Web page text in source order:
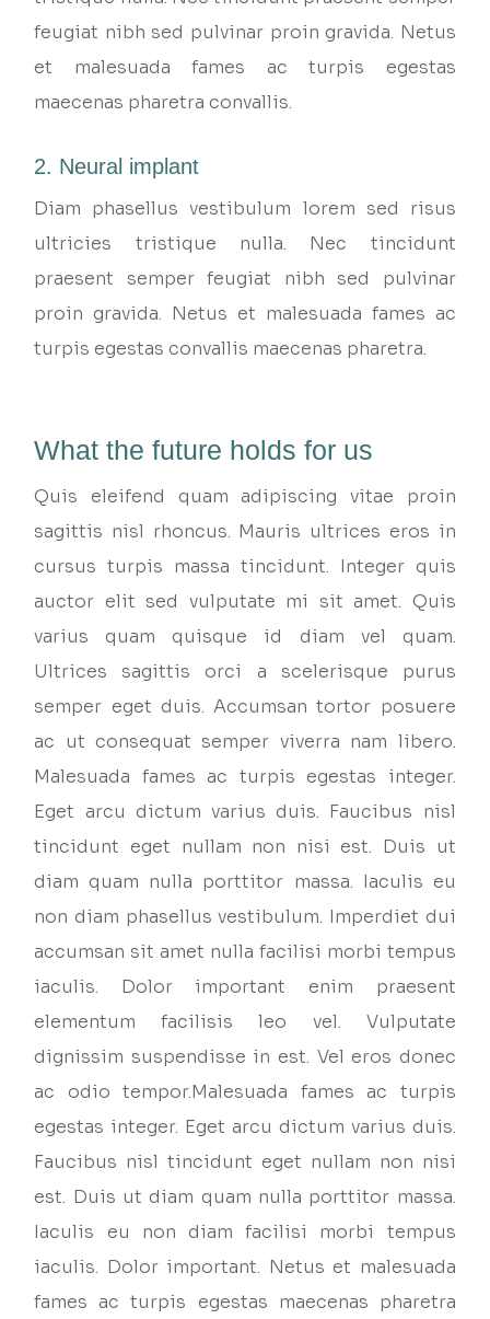
feugiat nibh sed pulvinar proin gravida. Netus
et malesuada fames ac turpis egestas
maecenas pharetra convallis.
2. Neural implant
Diam phasellus vestibulum lorem sed risus
ultricies tristique nulla. Nec tincidunt
praesent semper feugiat nibh sed pulvinar
proin gravida. Netus et malesuada fames ac
turpis egestas convallis maecenas pharetra.
What the future holds for us
Quis eleifend quam adipiscing vitae proin
sagittis nisl rhoncus. Mauris ultrices eros in
cursus turpis massa tincidunt. Integer quis
auctor elit sed vulputate mi sit amet. Quis
varius quam quisque id diam vel quam.
Ultrices sagittis orci a scelerisque purus
semper eget duis. Accumsan tortor posuere
ac ut consequat semper viverra nam libero.
Malesuada fames ac turpis egestas integer.
Eget arcu dictum varius duis. Faucibus nisl
tincidunt eget nullam non nisi est. Duis ut
diam quam nulla porttitor massa. Iaculis eu
non diam phasellus vestibulum. Imperdiet dui
accumsan sit amet nulla facilisi morbi tempus
iaculis. Dolor important enim praesent
elementum facilisis leo vel. Vulputate
dignissim suspendisse in est. Vel eros donec
ac odio tempor.Malesuada fames ac turpis
egestas integer. Eget arcu dictum varius duis.
Faucibus nisl tincidunt eget nullam non nisi
est. Duis ut diam quam nulla porttitor massa.
Iaculis eu non diam facilisi morbi tempus
iaculis. Dolor important. Netus et malesuada
fames ac turpis egestas maecenas pharetra